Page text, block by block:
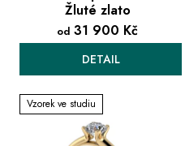
Žluté zlato
od 31 900 Kč
DETAIL
Vzorek ve studiu